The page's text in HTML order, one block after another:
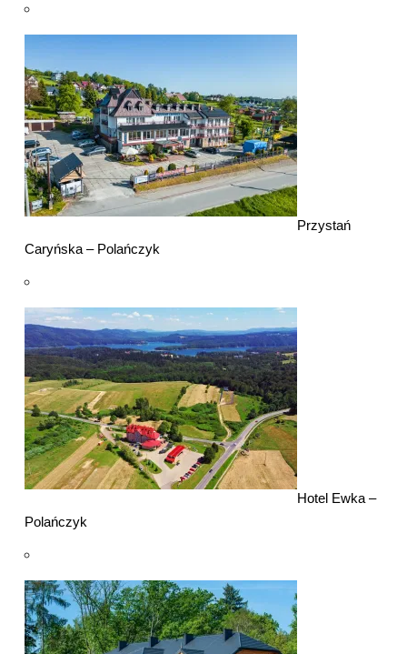
Przystań
Caryńska – Polańczyk
Hotel Ewka –
Polańczyk